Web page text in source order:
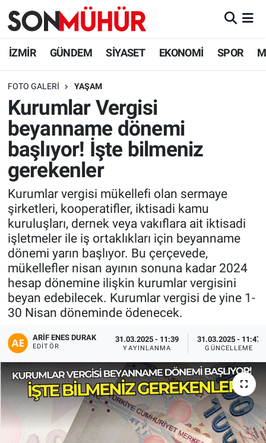
İZMİR GÜNDEM SİYASET EKONOMİ SPOR
FOTO GALERI YAŞAM
Kurumlar Vergisi
beyanname dönemi
başlıyor! İşte bilmeniz
gerekenler
Kurumlar vergisi mükellefi olan sermaye
şirketleri, kooperatifler, iktisadi kamu
kuruluşları, dernek veya vakıflara ait iktisadi
işletmeler ile iş ortaklıkları için beyanname
dönemi yarın başlıyor. Bu çerçevede,
mükellefler nisan ayının sonuna kadar 2024
hesap dönemine ilişkin kurumlar vergisini
beyan edebilecek. Kurumlar vergisi de yine 1-
30 Nisan döneminde ödenecek.
ARIF ENES DURAK
EDITÖR
31.03.2025 - 11:39
YAYINLANMA
31.03.2025 - 11:47
GÜNCELLEME
İzmir Nöbetçi Eczaneler
İzmir Namaz Vakitleri
İzmir Trafik Yoğunluk Haritası
Süper Lig Puan Durumu ve Fikstür
Tüm Manşetler
Son Dakika Haberleri
Haber Arşivi